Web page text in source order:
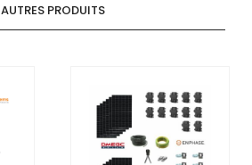
AUTRES PRODUITS